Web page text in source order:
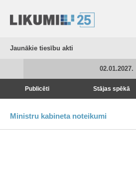
Jaunākie tiesību akti
02.01.2027.
Publicēti Stājas spēkā
Ministru kabineta noteikumi